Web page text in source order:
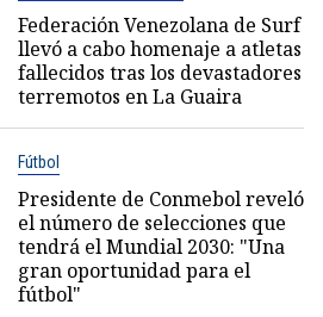
Federación Venezolana de Surf
llevó a cabo homenaje a atletas
fallecidos tras los devastadores
terremotos en La Guaira
Fútbol
Presidente de Conmebol reveló
el número de selecciones que
tendrá el Mundial 2030: "Una
gran oportunidad para el
fútbol"